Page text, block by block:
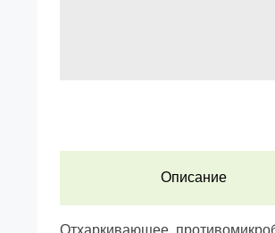
Описание